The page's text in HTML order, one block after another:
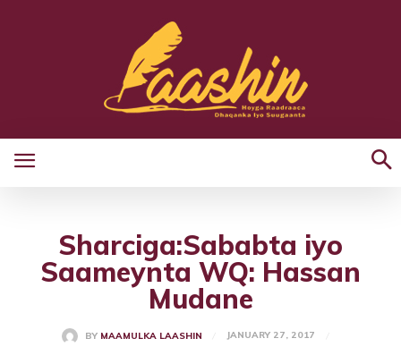
Sharciga:Sababta iyo
Saameynta WQ: Hassan
Mudane
BY MAAMULKA LAASHIN JANUARY 27, 2017